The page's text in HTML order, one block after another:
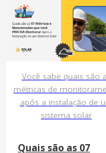
Você sabe quais são
métricas de
após a instalação de
sistema solar
Quais são as 07